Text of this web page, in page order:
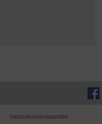
Gebruiksvoorwaarden